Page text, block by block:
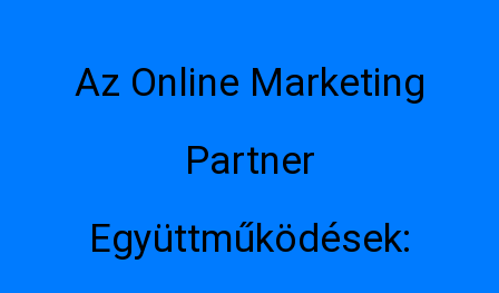
Az Online Marketing
Partner
Együttműködések: